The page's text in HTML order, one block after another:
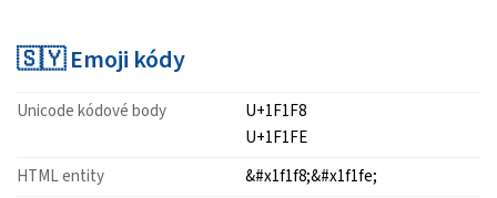
🇸🇾 Emoji kódy
Unicode kódové body
U+1F1F8
U+1F1FE
HTML entity
&#x1f1f8;&#x1f1fe;